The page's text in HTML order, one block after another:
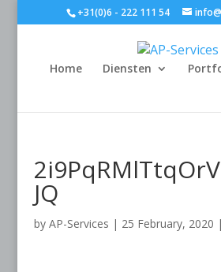
+31(0)6 - 222 111 54
Home Diensten
JQ
by AP-Services | 25 February, 2020 |